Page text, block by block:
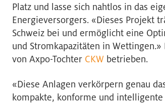
Platz und lasse sich nahtlos in das
Energieversorgers. «Dieses Projekt
Schweiz bei und ermöglicht eine
und Stromkapazitäten in
von Axpo-Tochter CKW betrieben.
«Diese Anlagen verkörpern genau
kompakte, konforme und